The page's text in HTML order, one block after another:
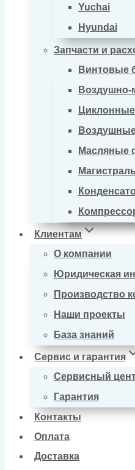
Yuchai
Hyundai
Запчасти и
Винтовые
Воздушно-
Масляные
Клиентам
О компании
Юридическая
Производство
Наши проекты
База знаний
Сервис и гарантия
Сервисный
Гарантия
Контакты
Оплата
Доставка